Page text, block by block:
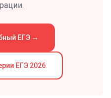
ЕГЭ→
ЕГЭ2026